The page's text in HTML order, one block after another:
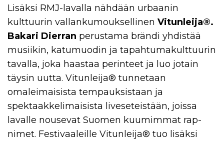
Lisäksi RMJ-lavalla nähdään urbaanin
kulttuurin vallankumouksellinen Vitunleija®.
Bakari Dierran perustama brändi yhdistää
musiikin, katumuodin ja tapahtumakulttuurin
tavalla, joka haastaa perinteet ja luo jotain
täysin uutta. Vitunleija®️ tunnetaan
omaleimaisista tempauksistaan ja
spektaakkelimaisista liveseteistään, joissa
lavalle nousevat Suomen kuumimmat rap-
nimet. Festivaaleille Vitunleija®️ tuo lisäksi